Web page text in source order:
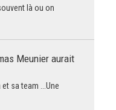
là ou on
Meunier aurait
sa team ...Une